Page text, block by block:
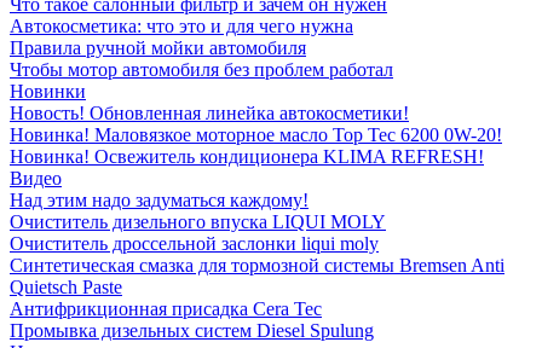
Что такое салонный фильтр и зачем он нужен
Автокосметика: что это и для чего нужна
Правила ручной мойки автомобиля
Чтобы мотор автомобиля без проблем работал
Новинки
Новость! Обновленная линейка автокосметики!
Новинка! Маловязкое моторное масло Top Tec 6200 0W-20!
Новинка! Освежитель кондиционера KLIMA REFRESH!
Видео
Над этим надо задуматься каждому!
Очиститель дизельного впуска LIQUI MOLY
Очиститель дроссельной заслонки liqui moly
Синтетическая смазка для тормозной системы Bremsen Anti
Quietsch Paste
Антифрикционная присадка Cera Tec
Промывка дизельных систем Diesel Spulung